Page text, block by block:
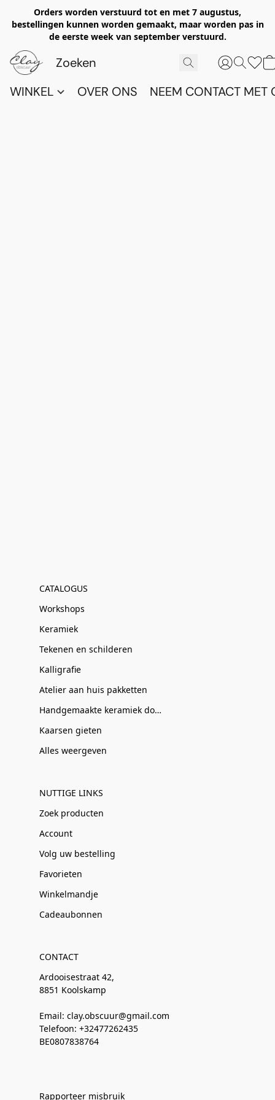
Orders worden verstuurd tot en met 7 augustus,
bestellingen kunnen worden gemaakt, maar worden pas in
de eerste week van september verstuurd.
WINKEL OVER ONS NEEM CONTACT MET
CATALOGUS
Workshops
Keramiek
Tekenen en schilderen
Kalligrafie
Atelier aan huis pakketten
Handgemaakte keramiek door Clay-Obscuur
Kaarsen gieten
Alles weergeven
NUTTIGE LINKS
Zoek producten
Account
Volg uw bestelling
Favorieten
Winkelmandje
Cadeaubonnen
CONTACT
Ardooisestraat 42,
8851 Koolskamp
Email: clay.obscuur@gmail.com
Telefoon: +32477262435
BE0807838764
Rapporteer misbruik